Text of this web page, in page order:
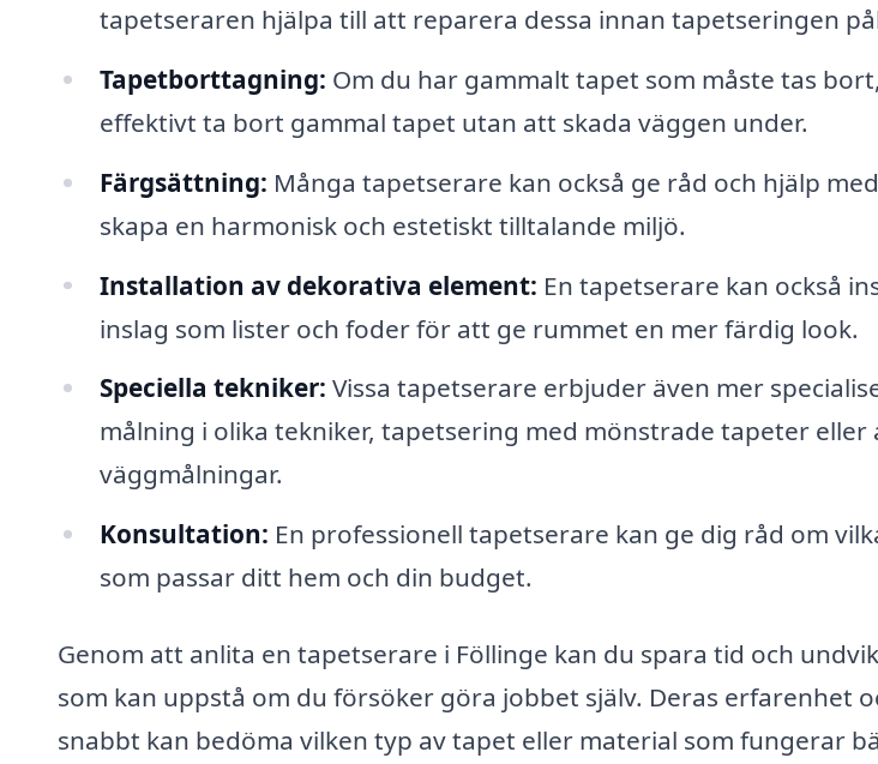
tapetseraren hjälpa till att reparera dessa innan tapetseringen
Tapetborttagning: Om du har gammalt tapet som måste tas
effektivt ta bort gammal tapet utan att skada väggen under.
Färgsättning: Många tapetserare kan också ge råd och hjälp
skapa en harmonisk och estetiskt tilltalande miljö.
Installation av dekorativa element: En tapetserare kan också
inslag som lister och foder för att ge rummet en mer färdig look.
Speciella tekniker: Vissa tapetserare erbjuder även mer
målning i olika tekniker, tapetsering med mönstrade tapeter eller
väggmålningar.
Konsultation: En professionell tapetserare kan ge dig råd om
som passar ditt hem och din budget.
Genom att anlita en tapetserare i Föllinge kan du spara tid och
som kan uppstå om du försöker göra jobbet själv. Deras erfarenhet
snabbt kan bedöma vilken typ av tapet eller material som fungerar